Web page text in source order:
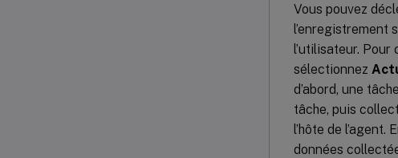
Vous pouvez
l’enregistrement
l’utilisateur.
sélectionnez
d’abord, une
tâche, puis
l’hôte de
données